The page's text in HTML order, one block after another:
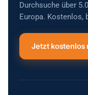
Durchsuche über
Europa. Kostenlos,
Jetzt kostenlos